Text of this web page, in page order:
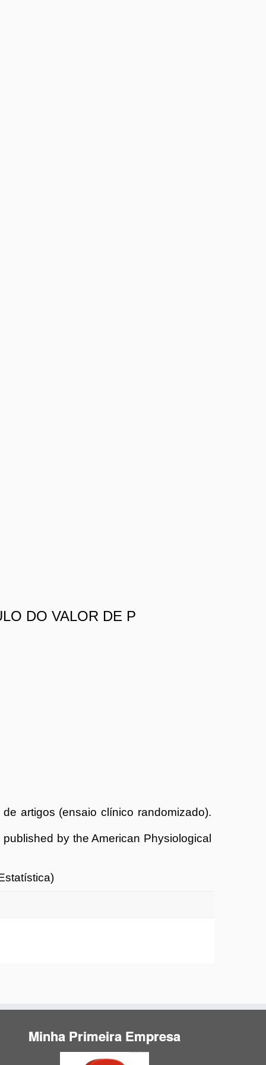
DO VALOR DE P
artigos (ensaio clínico randomizado).
by the American Physiological
Minha Primeira Empresa